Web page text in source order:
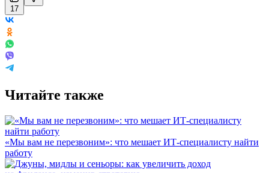
17
Читайте также
«Мы вам не перезвоним»: что мешает ИТ-специалисту найти
работу